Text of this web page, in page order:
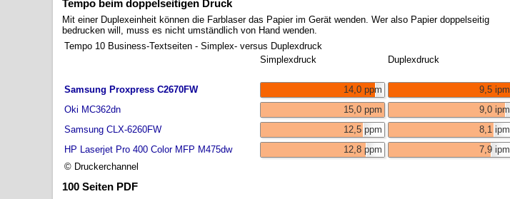
Tempo beim doppelseitigen Druck
Mit einer Duplexeinheit können die Farblaser das Papier im Gerät wenden. Wer also Papier doppelseitig
bedrucken will, muss es nicht umständlich von Hand wenden.
Tempo 10 Business-Textseiten - Simplex- versus Duplexdruck
Simplexdruck
Duplexdruck
Samsung Proxpress C2670FW 14,0 ppm
9,5 ipm
Oki MC362dn
15,0 ppm
9,0 ipm
Samsung CLX-6260FW
12,5 ppm
8,1 ipm
HP Laserjet Pro 400 Color MFP M475dw
12,8 ppm
7,9 ipm
© Druckerchannel
100 Seiten PDF